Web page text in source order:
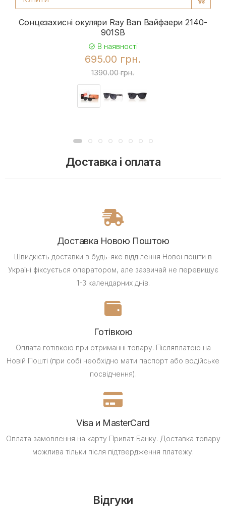
Сонцезахисні окуляри Ray Ban Вайфаери 2140-
901SB
В наявності
695.00 грн.
1390.00 грн.
Доставка і оплата
Доставка Новою Поштою
Швидкість доставки в будь-яке відділення Нової пошти в
Україні фіксується оператором, але зазвичай не перевищує
1-3 календарних днів.
Готівкою
Оплата готівкою при отриманні товару. Післяплатою на
Новій Пошті (при собі необхідно мати паспорт або водійське
посвідчення).
Visa и MasterCard
Оплата замовлення на карту Приват Банку. Доставка товару
можлива тільки після підтвердження платежу.
Відгуки